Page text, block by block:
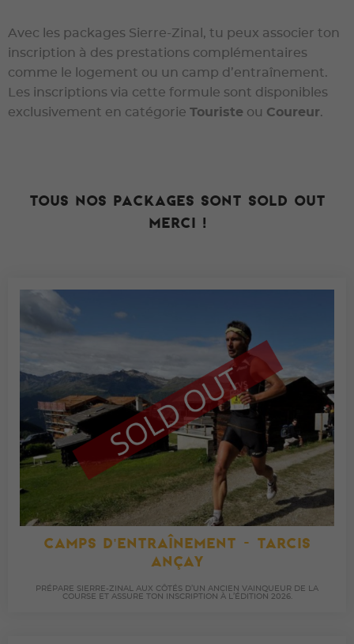
Avec les packages Sierre-Zinal, tu peux associer ton
inscription à des prestations complémentaires
comme le logement ou un camp d’entraînement.
Les inscriptions via cette formule sont disponibles
exclusivement en catégorie Touriste ou Coureur.
Tous nos packages sont sold out
MERCI !
CAMPS D'ENTRAÎNEMENT - TARCIS
ANÇAY
PRÉPARE SIERRE-ZINAL AUX CÔTÉS D’UN ANCIEN VAINQUEUR DE LA
COURSE ET ASSURE TON INSCRIPTION À L’ÉDITION 2026.